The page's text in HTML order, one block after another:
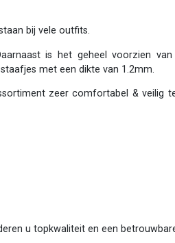
bij vele outfits.
is het geheel voorzien van
met een dikte van 1.2mm.
zeer comfortabel & veilig
u topkwaliteit en een